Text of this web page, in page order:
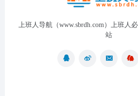
上班人导航（www.sbrdh.com）上班人
站